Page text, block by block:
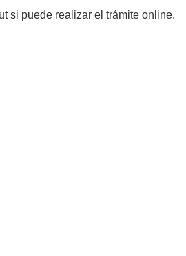
si puede realizar el trámite online.